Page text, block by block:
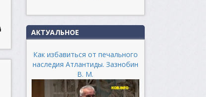
АКТУАЛЬНОЕ
Как избавиться от печального
наследия Атлантиды. Зазнобин
В. М.